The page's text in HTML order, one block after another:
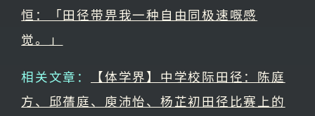
恒：「田径带畀我一种自由同极速嘅感
觉。」
相关文章：
【体学界】中学校际田径：陈庭
方、邱蒨庭、庾沛怡、杨芷初田径比赛上的